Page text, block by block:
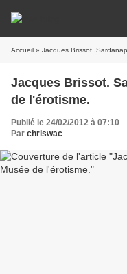
Accueil » Jacques Brissot.
Jacques Brissot.
de l'érotisme.
Publié le 24/02/2012 à 07:10
Par chriswac